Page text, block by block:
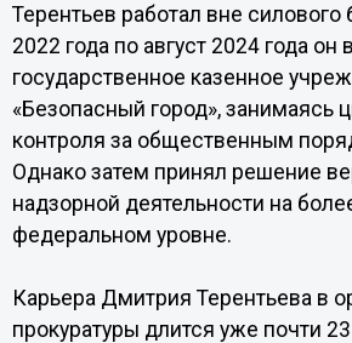
Терентьев работал вне силового
2022 года по август 2024 года он
государственное казенное
«Безопасный город», занимаясь
контроля за общественным
Однако затем принял решение
надзорной деятельности на
федеральном уровне.
Карьера Дмитрия Терентьева в
прокуратуры длится уже почти 23